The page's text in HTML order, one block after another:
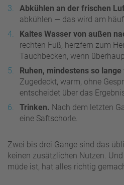
Abkühlen an der frischen
abkühlen — das wird am
Kaltes Wasser von außen
rechten Fuß, herzfern zum
Tauchbecken, wenn
Ruhen, mindestens so
Zugedeckt, warm, ohne
entscheidet über das
Trinken. Nach dem letzten
eine Saftschorle.
Zwei bis drei Gänge sind das
keinen zusätzlichen Nutzen.
müde ist, hat alles richtig